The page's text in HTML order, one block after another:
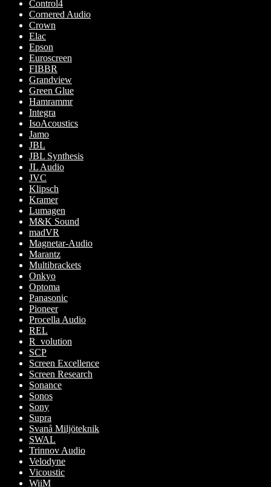
Control4
Cornered Audio
Crown
Elac
Epson
Euroscreen
FIBBR
Grandview
Green Glue
Hamrammr
Integra
IsoAcoustics
Jamo
JBL
JBL Synthesis
JL Audio
JVC
Klipsch
Kramer
Lumagen
M&K Sound
madVR
Magnetar-Audio
Marantz
Multibrackets
Onkyo
Optoma
Panasonic
Pioneer
Procella Audio
REL
R_volution
SCP
Screen Excellence
Screen Research
Sonance
Sonos
Sony
Supra
Svanå Miljöteknik
SWAL
Trinnov Audio
Velodyne
Vicoustic
WiiM